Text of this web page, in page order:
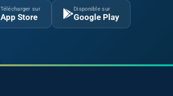
Télécharger sur
App Store
Disponible sur
Google Play